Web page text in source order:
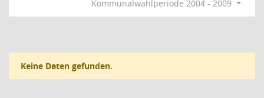
Kommunalwahlperiode 2004 - 2009
Keine Daten gefunden.